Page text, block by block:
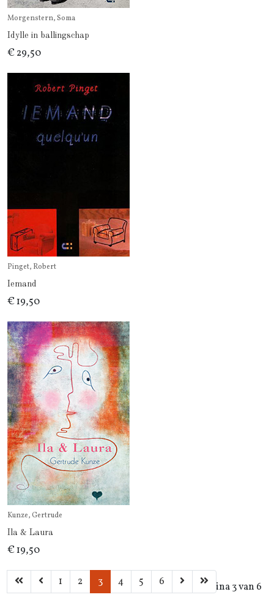
Morgenstern, Soma
Idylle in ballingschap
€ 29,50
Pinget, Robert
Iemand
€ 19,50
Kunze, Gertrude
Ila & Laura
€ 19,50
Pagina 3 van 6
1 2 3 4 5 6